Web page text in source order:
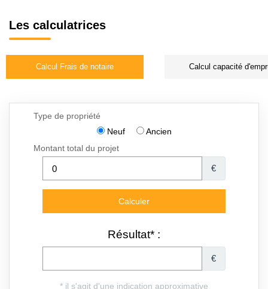
Les calculatrices
Calcul Frais de notaire Calcul capacité